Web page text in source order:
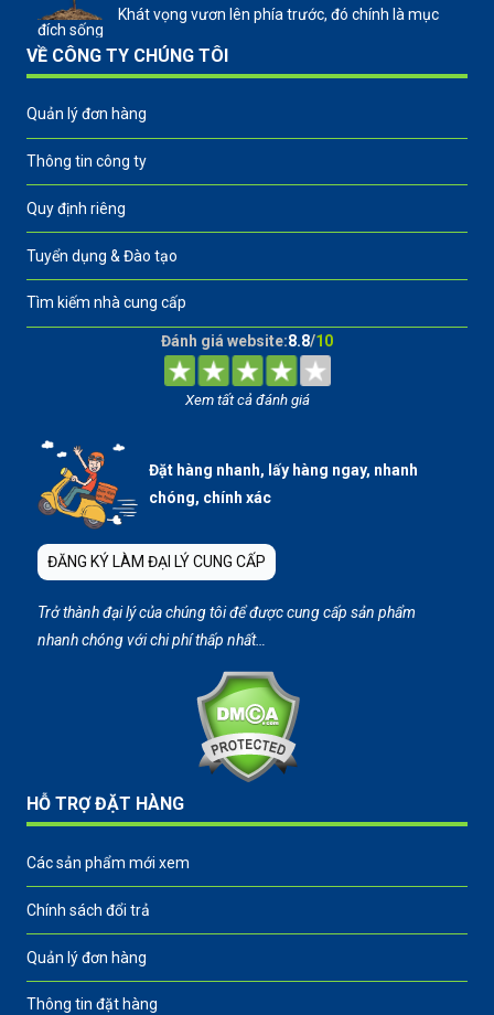
Khát vọng vươn lên phía trước, đó chính là mục
đích sống
VỀ CÔNG TY CHÚNG TÔI
Quản lý đơn hàng
Thông tin công ty
Quy định riêng
Tuyển dụng & Đào tạo
Tìm kiếm nhà cung cấp
Đánh giá website:8.8/10
Xem tất cả đánh giá
Đặt hàng nhanh, lấy hàng ngay, nhanh
chóng, chính xác
ĐĂNG KÝ LÀM ĐẠI LÝ CUNG CẤP
Trở thành đại lý của chúng tôi để được cung cấp sản phẩm
nhanh chóng với chi phí thấp nhất…
HỖ TRỢ ĐẶT HÀNG
Các sản phẩm mới xem
Chính sách đổi trả
Quản lý đơn hàng
Thông tin đặt hàng